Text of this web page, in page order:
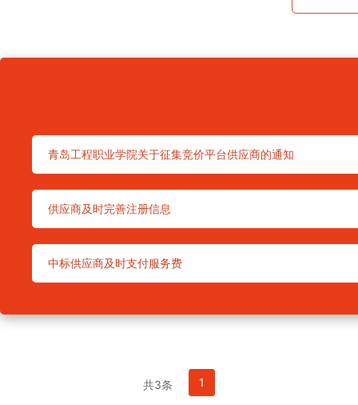
青岛工程职业学院关于征集竞价平台供应商的通知
供应商及时完善注册信息
中标供应商及时支付服务费
共3条 1